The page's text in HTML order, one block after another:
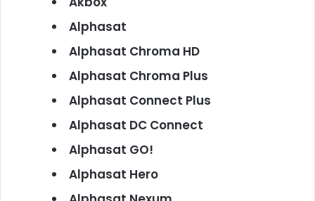
Alphasat
Alphasat Chroma HD
Alphasat Chroma Plus
Alphasat Connect Plus
Alphasat DC Connect
Alphasat GO!
Alphasat Hero